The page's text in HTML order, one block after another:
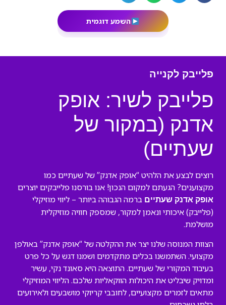
השמע דוגמית
פלייבק לקנייה
פלייבק לשיר: אופק
אדנק (במקור של
שעתיים)
רוצים לבצע את הלהיט “אופק אדנק” של שעתיים כמו
מקצוענים? הגעתם למקום הנכון! אנו בורסנו פלייבקים יוצרים
אופק אדנק שעתיים ברמה הגבוהה ביותר – ליווי מוזיקלי
(פלייבק) איכותי ונאמן למקור, שמספק חוויה מוזיקלית
מושלמת.
הצוות המנוסה שלנו יצר את ההקלטה של “אופק אדנק” באולפן
מקצועי. השתמשנו בכלים מתקדמים ושמנו דגש על כל פרט
בעיבוד המקורי של שעתיים. התוצאה היא סאונד נקי, עשיר
ומדויק שיבליט את היכולות הווקאליות שלכם. הליווי המוזיקלי
מתאים לזמרים מקצועיים, לחובבי קריוקי מושבעים ולאירועים